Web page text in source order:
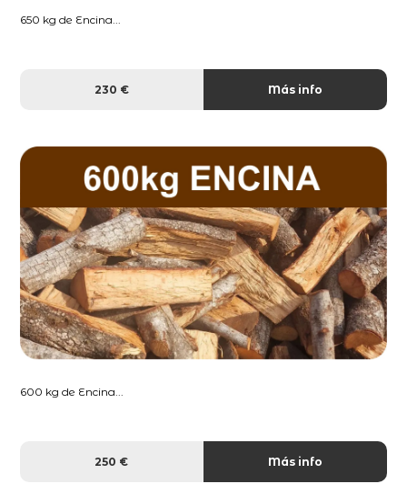
650 kg de Encina...
230 € Más info
600 kg de Encina...
250 € Más info